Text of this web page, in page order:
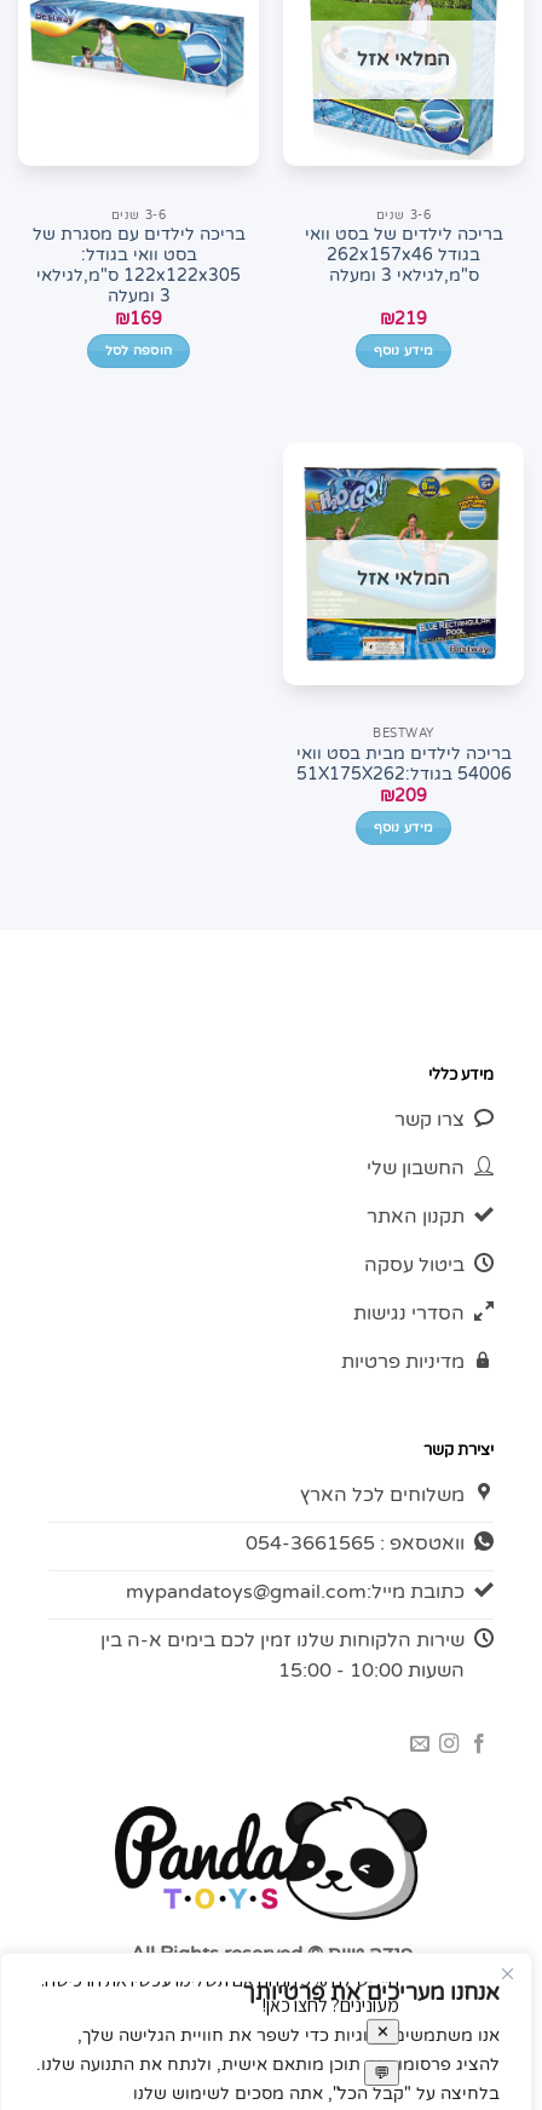
אנחנו מעריכים את פרטיותך
אנו משתמשים בעוגיות כדי לשפר את חוויית הגלישה שלך,
להציג פרסומות או תוכן מותאם אישית, ולנתח את התנועה שלנו.
בלחיצה על "קבל הכל", אתה מסכים לשימוש שלנו
לבחור
את
האפשרויות
המלאי אזל
3-6 שנים
בריכה לילדים של בסט וואי
בגודל 262x157x46
ס"מ,לגילאי 3 ומעלה
₪219
מידע נוסף
3-6 שנים
בריכה לילדים עם מסגרת של
בסט וואי בגודל:
122x122x305 ס"מ,לגילאי
3 ומעלה
₪169
הוספה לסל
המלאי אזל
BESTWAY
בריכה לילדים מבית בסט וואי
54006 בגודל:51X175X262
₪209
מידע נוסף
מידע כללי
צרו קשר
החשבון שלי
תקנון האתר
ביטול עסקה
הסדרי נגישות
מדיניות פרטיות
יצירת קשר
משלוחים לכל הארץ
וואטסאפ : 054-3661565
כתובת מייל:mypandatoys@gmail.com
שירות הלקוחות שלנו זמין לכם בימים א-ה בין
השעות 10:00 - 15:00
פנדה טויס © All Rights reserved